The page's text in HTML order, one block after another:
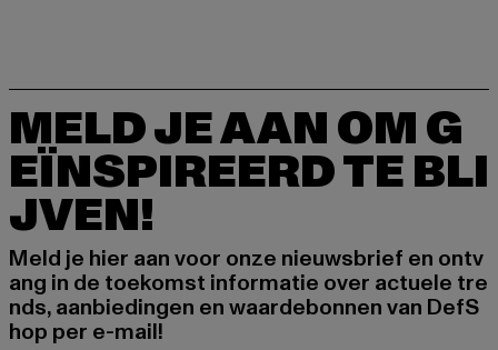
MELD JE AAN OM G
EÏNSPIREERD TE BLI
JVEN!
Meld je hier aan voor onze nieuwsbrief en ontv
ang in de toekomst informatie over actuele tre
nds, aanbiedingen en waardebonnen van DefS
hop per e-mail!